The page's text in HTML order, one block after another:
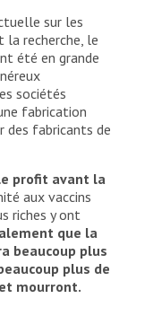
sur les
recherche, le
été en grande
sociétés
fabrication
des fabricants de
profit avant la
aux vaccins
riches y ont
que la
beaucoup plus
plus de
mourront.